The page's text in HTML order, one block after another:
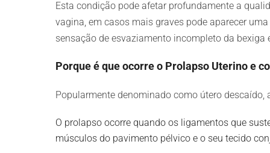
Esta condição pode afetar profundamente a
vagina, em casos mais graves pode aparecer
sensação de esvaziamento incompleto da
Porque é que ocorre o Prolapso Uterino e
Popularmente denominado como útero
O prolapso ocorre quando os ligamentos que
músculos do pavimento pélvico e o seu tecido